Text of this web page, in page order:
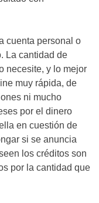
cuenta personal o
La cantidad de
necesite, y lo mejor
muy rápida, de
ni mucho
por el dinero
en cuestión de
si se anuncia
los créditos son
por la cantidad que